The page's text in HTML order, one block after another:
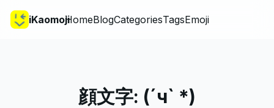
iKaomojiHomeBlogCategoriesTagsEmoji
顔文字: (´ч` *)